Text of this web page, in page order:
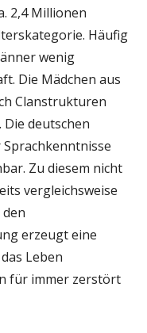
2,4 Millionen
Häufig
wenig
Die Mädchen aus
Clanstrukturen
deutschen
Zu diesem nicht
vergleichsweise
erzeugt eine
Leben
für immer zerstört